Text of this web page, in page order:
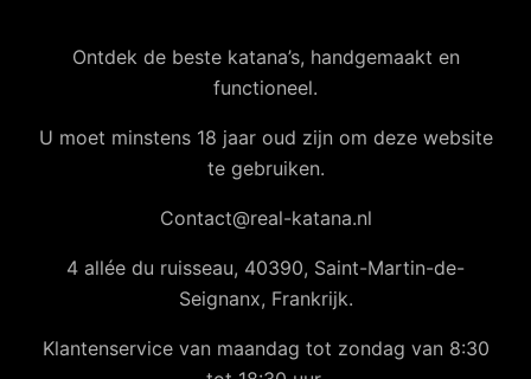
Ontdek de beste katana’s, handgemaakt en
functioneel.
U moet minstens 18 jaar oud zijn om deze website
te gebruiken.
Contact@real-katana.nl
4 allée du ruisseau, 40390, Saint-Martin-de-
Seignanx, Frankrijk.
Klantenservice van maandag tot zondag van 8:30